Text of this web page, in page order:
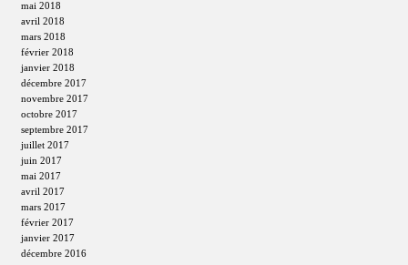
mai 2018
avril 2018
mars 2018
février 2018
janvier 2018
décembre 2017
novembre 2017
octobre 2017
septembre 2017
juillet 2017
juin 2017
mai 2017
avril 2017
mars 2017
février 2017
janvier 2017
décembre 2016